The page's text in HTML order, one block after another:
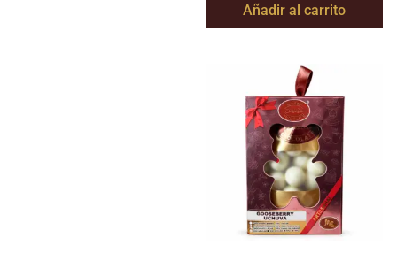
Añadir al carrito